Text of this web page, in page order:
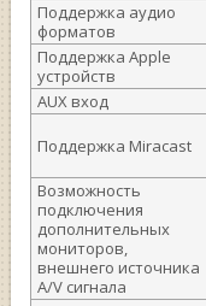
Поддержка аудио
форматов
Поддержка Apple
устройств
AUX вход
Поддержка Miracast
Возможность
подключения
дополнительных
мониторов,
внешнего источника
A/V сигнала